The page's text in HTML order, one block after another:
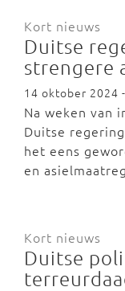
Kort nieuws
Duitse
strengere
14 oktober 2024
Na weken van
Duitse
het eens
en
Kort nieuws
Duitse